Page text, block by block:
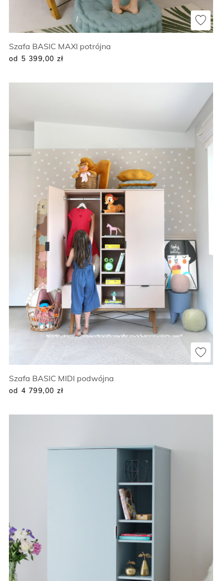
Szafa BASIC MAXI potrójna
od 5 399,00 zł
Szafa BASIC MIDI podwójna
od 4 799,00 zł